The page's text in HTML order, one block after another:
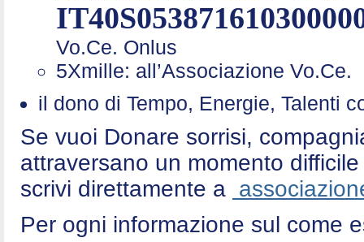
Vo.Ce. Onlus
5Xmille: all’Associazione
il dono di Tempo, Energie, Talenti
Se vuoi Donare sorrisi,
attraversano un momento
scrivi direttamente a
Per ogni informazione sul come